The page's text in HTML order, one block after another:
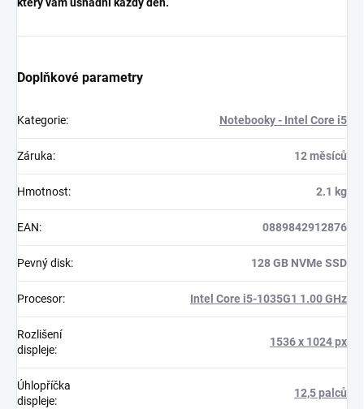
Doplňkové parametry
Kategorie: Notebooky - Intel Core i5
Záruka: 12 měsíců
Hmotnost: 2.1 kg
EAN: 0889842912876
Pevný disk: 128 GB NVMe SSD
Procesor: Intel Core i5-1035G1 1.00 GHz
Rozlišení
displeje:
1536 x 1024 px
Úhlopříčka
displeje:
12,5 palců